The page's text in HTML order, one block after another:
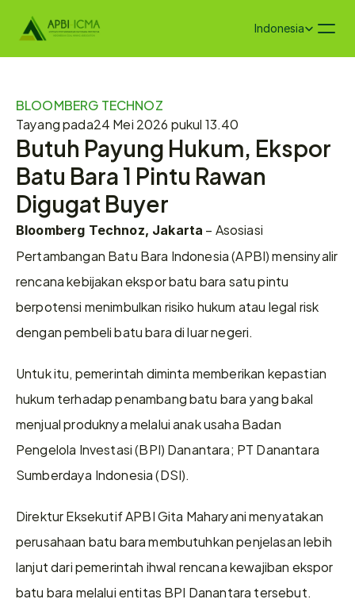
Select Language
Indonesia
BLOOMBERG TECHNOZ
Tayang pada24 Mei 2026 pukul 13.40
Butuh Payung Hukum, Ekspor
Batu Bara 1 Pintu Rawan
Digugat Buyer
Bloomberg Technoz, Jakarta – Asosiasi
Pertambangan Batu Bara Indonesia (APBI) mensinyalir
rencana kebijakan ekspor batu bara satu pintu
berpotensi menimbulkan risiko hukum atau legal risk
dengan pembeli batu bara di luar negeri.
Untuk itu, pemerintah diminta memberikan kepastian
hukum terhadap penambang batu bara yang bakal
menjual produknya melalui anak usaha Badan
Pengelola Investasi (BPI) Danantara; PT Danantara
Sumberdaya Indonesia (DSI).
Direktur Eksekutif APBI Gita Maharyani menyatakan
perusahaan batu bara membutuhkan penjelasan lebih
lanjut dari pemerintah ihwal rencana kewajiban ekspor
batu bara melalui entitas BPI Danantara tersebut.